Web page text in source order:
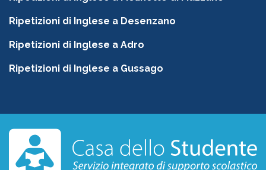
Ripetizioni di Inglese a Desenzano
Ripetizioni di Inglese a Adro
Ripetizioni di Inglese a Gussago